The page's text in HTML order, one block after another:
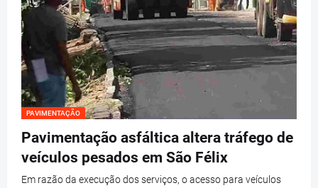
PAVIMENTAÇÃO
Pavimentação asfáltica altera tráfego de
veículos pesados em São Félix
Em razão da execução dos serviços, o acesso para veículos